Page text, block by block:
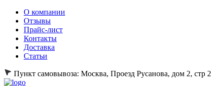
О компании
Отзывы
Прайс-лист
Контакты
Доставка
Статьи
Пункт самовывоза: Москва, Проезд Русанова, дом 2, стр 2